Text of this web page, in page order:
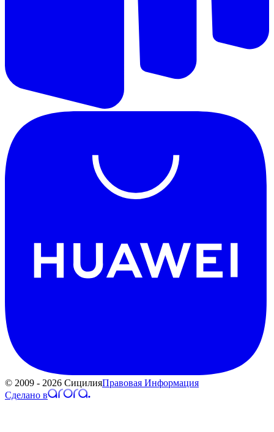
© 2009 - 2026 СицилияПравовая Информация
Сделано в